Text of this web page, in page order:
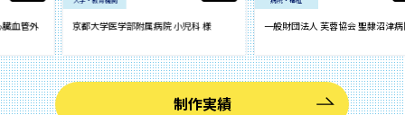
京都大学医学部附属病院 小児科 様 一般財団法人 芙蓉協会 聖隷沼津病院 様
制作実績